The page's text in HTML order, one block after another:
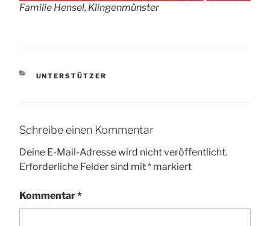
Familie Hensel, Klingenmünster
KATEGORIEN
UNTERSTÜTZER
Schreibe einen Kommentar
Deine E-Mail-Adresse wird nicht veröffentlicht.
Erforderliche Felder sind mit* markiert
Kommentar*